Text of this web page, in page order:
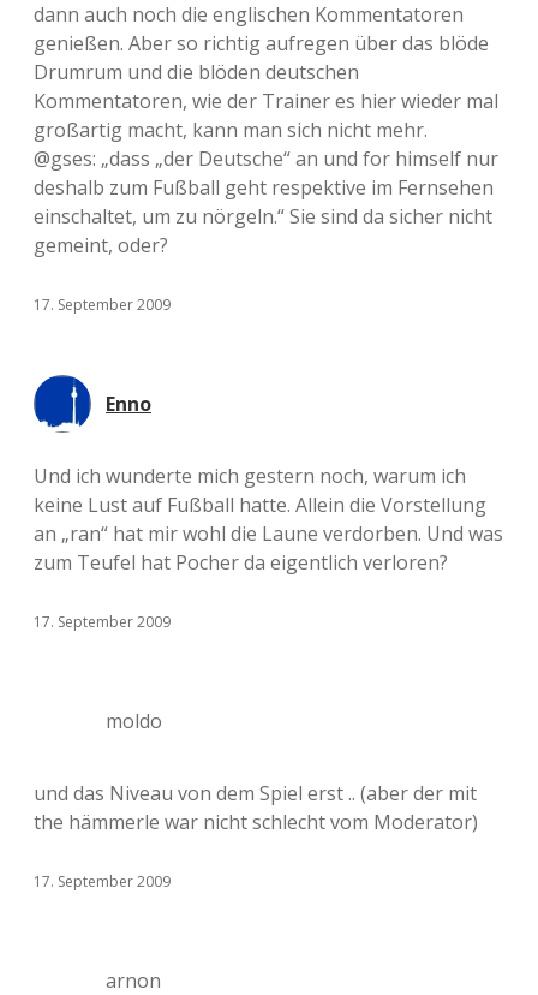
dann auch noch die englischen Kommentatoren
genießen. Aber so richtig aufregen über das blöde
Drumrum und die blöden deutschen
Kommentatoren, wie der Trainer es hier wieder mal
großartig macht, kann man sich nicht mehr.
@gses: „dass „der Deutsche“ an und for himself nur
deshalb zum Fußball geht respektive im Fernsehen
einschaltet, um zu nörgeln.“ Sie sind da sicher nicht
gemeint, oder?
17. September 2009
Enno
Und ich wunderte mich gestern noch, warum ich
keine Lust auf Fußball hatte. Allein die Vorstellung
an „ran“ hat mir wohl die Laune verdorben. Und was
zum Teufel hat Pocher da eigentlich verloren?
17. September 2009
moldo
und das Niveau von dem Spiel erst .. (aber der mit
the hämmerle war nicht schlecht vom Moderator)
17. September 2009
arnon